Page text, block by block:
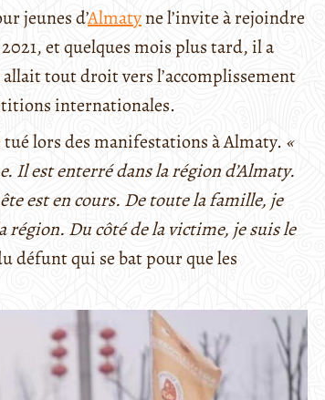
jeunes d’Almatyne l’invite à rejoindre
et quelques mois plus tard, il a
tout droit vers l’accomplissement
internationales.
lors des manifestations à Almaty. «
Il est enterré dans la région d’Almaty.
est en cours. De toute la famille, je
région. Du côté de la victime, je suis le
défunt qui se bat pour que les